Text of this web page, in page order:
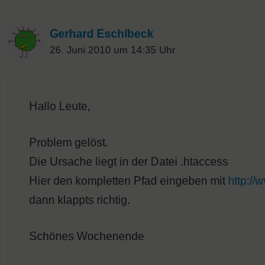
Gerhard Eschlbeck
26. Juni 2010 um 14:35 Uhr
Hallo Leute,
Problem gelöst.
Die Ursache liegt in der Datei .htaccess
Hier den kompletten Pfad eingeben mit http://
dann klappts richtig.
Schönes Wochenende